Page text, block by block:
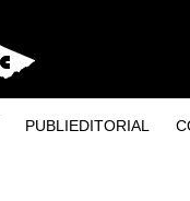
PUBLIEDITORIAL